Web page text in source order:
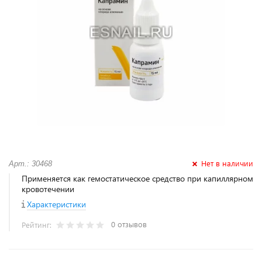
Арт.: 30468 Нет в наличии
Применяется как гемостатическое средство при капиллярном
кровотечении
Характеристики
Рейтинг: 0 отзывов